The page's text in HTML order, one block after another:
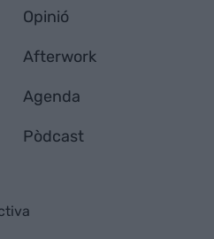
Opinió
Afterwork
Agenda
Pòdcast